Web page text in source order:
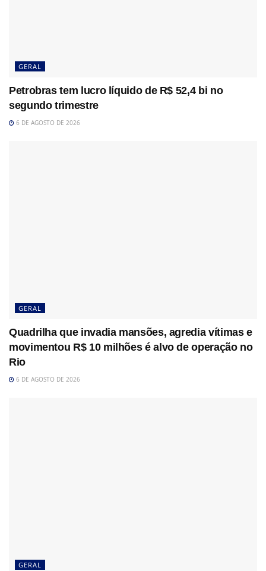
GERAL
Petrobras tem lucro líquido de R$ 52,4 bi no
segundo trimestre
6 DE AGOSTO DE 2026
GERAL
Quadrilha que invadia mansões, agredia vítimas e
movimentou R$ 10 milhões é alvo de operação no
Rio
6 DE AGOSTO DE 2026
GERAL